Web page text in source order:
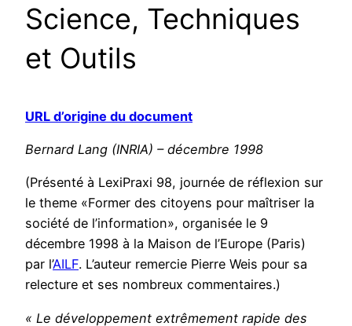
Science, Techniques
et Outils
URL d’origine du document
Bernard Lang (INRIA) – décembre 1998
(Présenté à LexiPraxi 98, journée de réflexion sur
le theme «Former des citoyens pour maîtriser la
société de l’information», organisée le 9
décembre 1998 à la Maison de l’Europe (Paris)
par l’AILF. L’auteur remercie Pierre Weis pour sa
relecture et ses nombreux commentaires.)
« Le développement extrêmement rapide des